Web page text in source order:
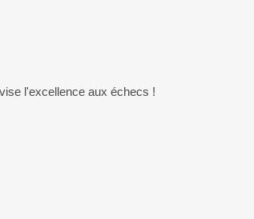
l'excellence aux échecs !